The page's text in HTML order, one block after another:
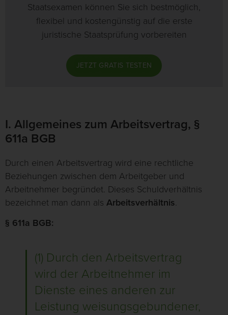
Staatsexamen können Sie sich bestmöglich,
flexibel und kostengünstig auf die erste
juristische Staatsprüfung vorbereiten
JETZT GRATIS TESTEN
I. Allgemeines zum Arbeitsvertrag, §
611a BGB
Durch einen Arbeitsvertrag wird eine rechtliche
Beziehungen zwischen dem Arbeitgeber und
Arbeitnehmer begründet. Dieses Schuldverhältnis
bezeichnet man dann als Arbeitsverhältnis.
§ 611a BGB:
(1) Durch den Arbeitsvertrag
wird der Arbeitnehmer im
Dienste eines anderen zur
Leistung weisungsgebundener,